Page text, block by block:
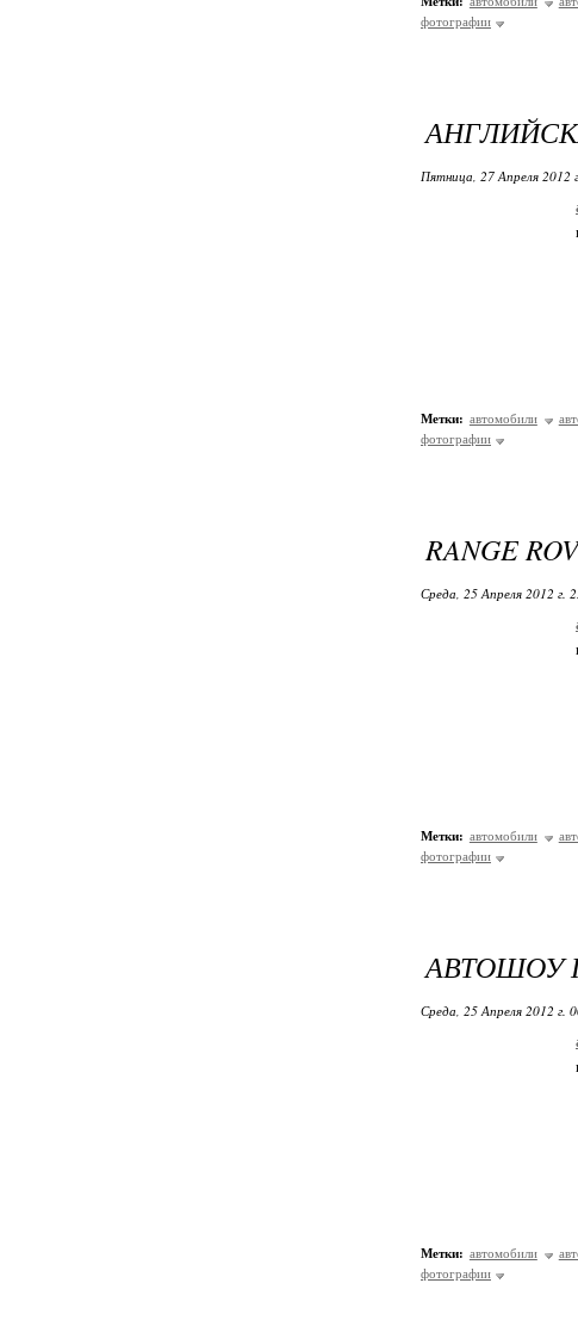
фотографии
Пятница, 27 Апреля 2012
Метки: автомобили
фотографии
RANGE
Среда, 25 Апреля 2012 г.
Метки: автомобили
фотографии
АВТОШОУ
Среда, 25 Апреля 2012 г.
Метки: автомобили
фотографии